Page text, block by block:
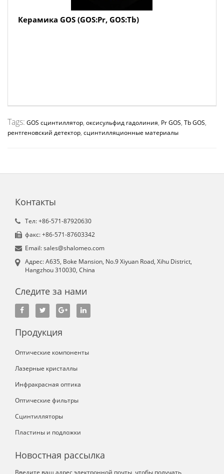
Керамика GOS (GOS:Pr, GOS:Tb)
Tags: GOS сцинтиллятор, оксисульфид гадолиния, Pr GOS, Tb GOS,
рентгеновский детектор, сцинтилляционные материалы
Контакты
Tел: +86-571-87920630
факс: +86-571-87603342
Email: sales@shalomeo.com
Aдрес: A635, Boke Mansion, No.9 Xiyuan Road, Xihu District,
Hangzhou 310030, China
Следите за нами
Продукция
Оптические компоненты
Лазерные кристаллы
Инфракрасная оптика
Оптические фильтры
Сцинтилляторы
Пластины и подложки
Новостная рассылка
Введите ваш адрес электронной почты, чтобы получать